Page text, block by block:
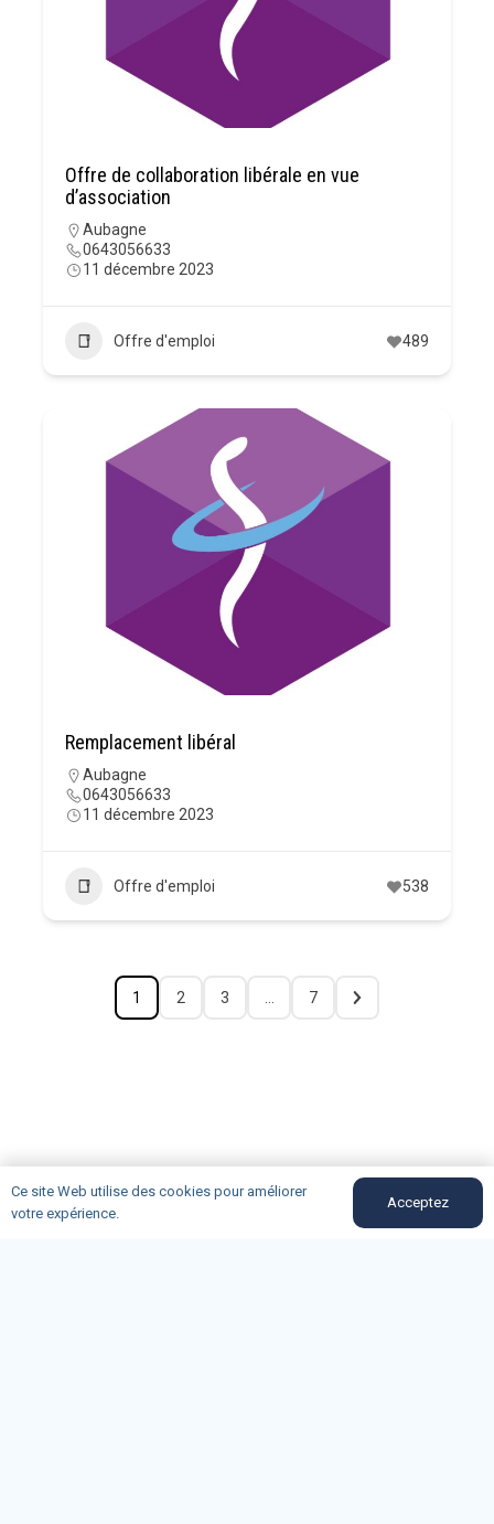
Offre de collaboration libérale en vue
d’association
Aubagne
0643056633
11 décembre 2023
Offre d'emploi 489
Remplacement libéral
Aubagne
0643056633
11 décembre 2023
Offre d'emploi 538
1 2 3 … 7
Ce site Web utilise des cookies pour améliorer
votre expérience.
Acceptez